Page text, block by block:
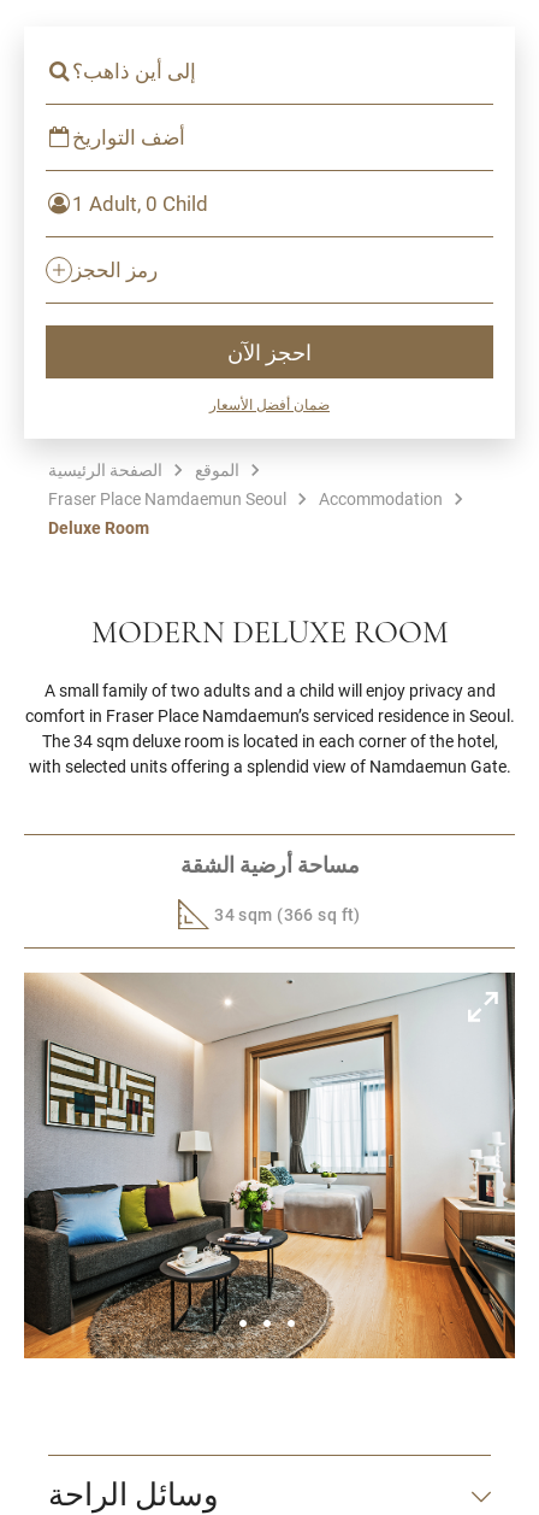
إلى أين ذاهب؟
أضف التواريخ
1 Adult, 0 Child
رمز الحجز
احجز الآن
ضمان أفضل الأسعار
الصفحة الرئيسية
الموقع
Fraser Place Namdaemun Seoul
Accommodation
Deluxe Room
MODERN DELUXE ROOM
A small family of two adults and a child will enjoy privacy and
comfort in Fraser Place Namdaemun’s serviced residence in Seoul.
The 34 sqm deluxe room is located in each corner of the hotel,
with selected units offering a splendid view of Namdaemun Gate.
مساحة أرضية الشقة
34 sqm (366 sq ft)
وسائل الراحة